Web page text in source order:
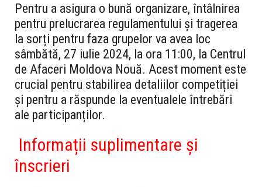
Pentru a asigura o bună organizare, întâlnirea
pentru prelucrarea regulamentului și tragerea
la sorți pentru faza grupelor va avea loc
sâmbătă, 27 iulie 2024, la ora 11:00, la Centrul
de Afaceri Moldova Nouă. Acest moment este
crucial pentru stabilirea detaliilor competiției
și pentru a răspunde la eventualele întrebări
ale participanților.
Informații suplimentare și
înscrieri